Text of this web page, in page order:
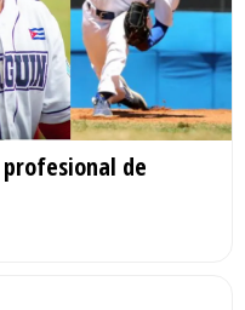
de